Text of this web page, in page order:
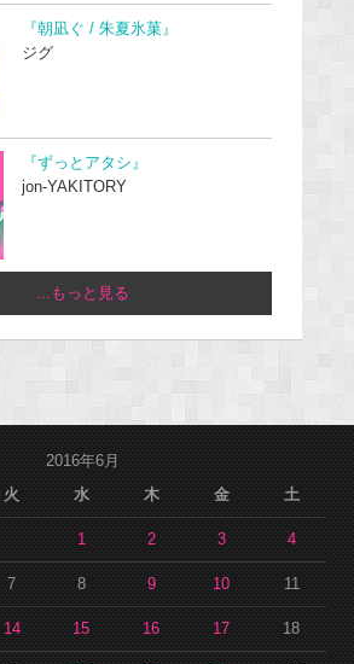
『朝凪ぐ / 朱夏氷菓』
ジグ
『ずっとアタシ』
jon-YAKITORY
...もっと見る
2016年6月
火 水 木 金 土
1 2 3 4
7 8 9 10 11
14 15 16 17 18